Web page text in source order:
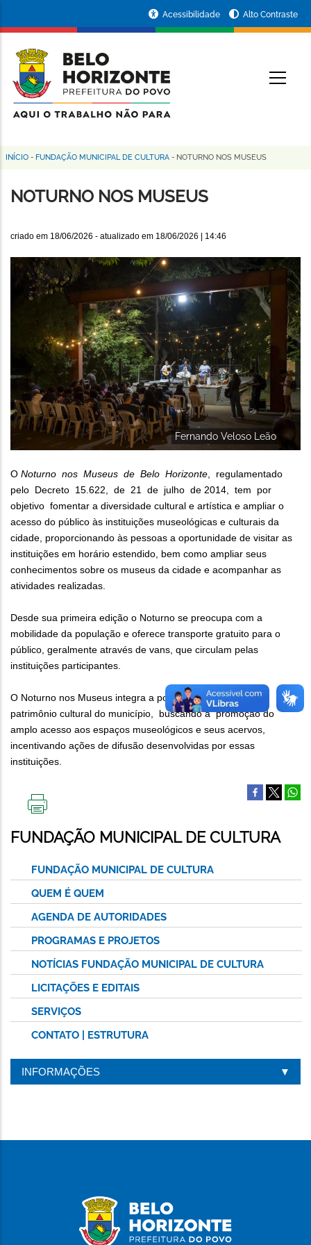
conteúdo
principal
da
Prefeitura
de
Horizonte
Acessibilidade Alto Contraste
Trilha
de
INÍCIO - FUNDAÇÃO MUNICIPAL DE CULTURA - NOTURNO NOS MUSEUS
NOTURNO NOS MUSEUS
criado em 18/06/2026 - atualizado em 18/06/2026 | 14:46
Fernando Veloso Leão
O Noturno nos Museus de Belo Horizonte, regulamentado
pelo Decreto 15.622, de 21 de julho de 2014, tem por
objetivo fomentar a diversidade cultural e artística e ampliar o
acesso do público às instituições museológicas e culturais da
cidade, proporcionando às pessoas a oportunidade de visitar as
instituições em horário estendido, bem como ampliar seus
conhecimentos sobre os museus da cidade e acompanhar as
atividades realizadas.
Desde sua primeira edição o Noturno se preocupa com a
mobilidade da população e oferece transporte gratuito para o
público, geralmente através de vans, que circulam pelas
instituições participantes.
O Noturno nos Museus integra a política de memória e
patrimônio cultural do município, buscando a promoção do
amplo acesso aos espaços museológicos e seus acervos,
incentivando ações de difusão desenvolvidas por essas
instituições.
ESTA
PÁGINA
FUNDAÇÃO MUNICIPAL DE CULTURA
FUNDAÇÃO MUNICIPAL DE CULTURA
QUEM É QUEM
AGENDA DE AUTORIDADES
PROGRAMAS E PROJETOS
NOTÍCIAS FUNDAÇÃO MUNICIPAL DE CULTURA
LICITAÇÕES E EDITAIS
SERVIÇOS
CONTATO | ESTRUTURA
INFORMAÇÕES